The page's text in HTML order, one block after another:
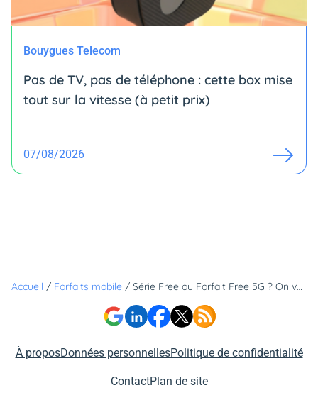
Bouygues Telecom
Pas de TV, pas de téléphone : cette box mise
tout sur la vitesse (à petit prix)
07/08/2026
Accueil / Forfaits mobile / Série Free ou Forfait Free 5G ? On vous donne notre avis sur les deux best-sellers de Free
À proposDonnées personnellesPolitique de confidentialité
ContactPlan de site